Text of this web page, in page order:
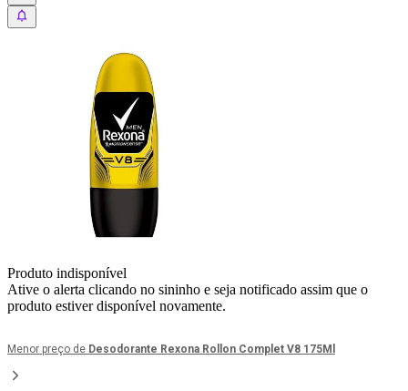
Produto indisponível
Ative o alerta clicando no sininho e seja notificado assim que o
produto estiver disponível novamente.
Menor preço de Desodorante Rexona Rollon Complet V8 175Ml